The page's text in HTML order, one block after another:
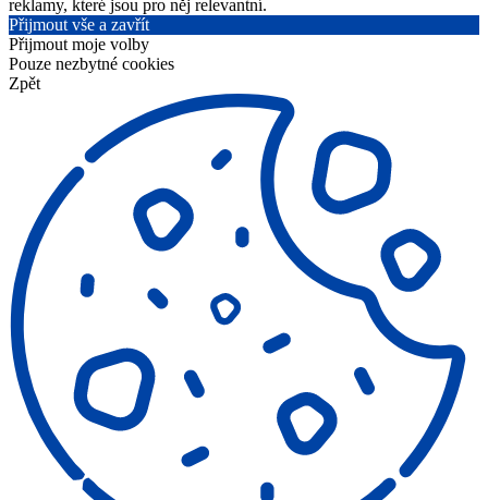
reklamy, které jsou pro něj relevantní.
Přijmout vše a zavřít
Přijmout moje volby
Pouze nezbytné cookies
Zpět